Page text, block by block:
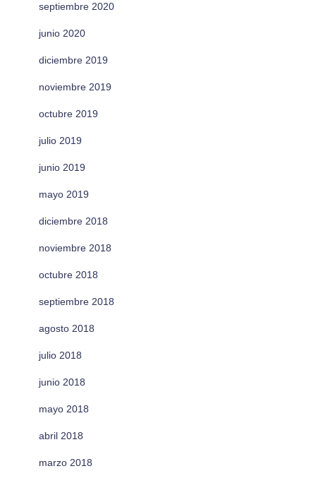
septiembre 2020
junio 2020
diciembre 2019
noviembre 2019
octubre 2019
julio 2019
junio 2019
mayo 2019
diciembre 2018
noviembre 2018
octubre 2018
septiembre 2018
agosto 2018
julio 2018
junio 2018
mayo 2018
abril 2018
marzo 2018